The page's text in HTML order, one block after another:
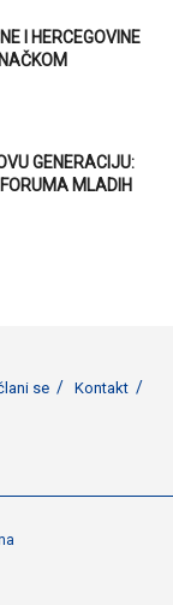
I HERCEGOVINE
GENERACIJU:
MLADIH
se
Kontakt